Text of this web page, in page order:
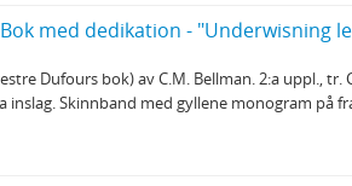
med dedikation -
Dufours bok) av C.M. Bellman. 2:a uppl., tr.
inslag. Skinnband med gyllene monogram på